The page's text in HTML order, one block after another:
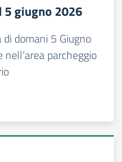
5 giugno 2026
domani 5 Giugno
parcheggio